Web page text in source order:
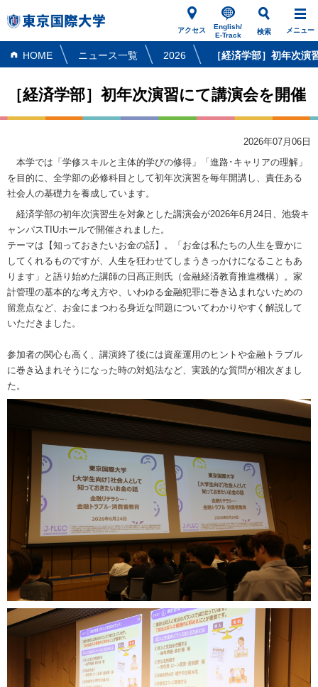
アクセス
English/
E-Track
検索 メニュー
HOME ニュース一覧 2026 ［経済学部］初年次演
［経済学部］初年次演習にて講演会を開催
2026年07月06日
本学では「学修スキルと主体的学びの修得」「進路･キャリアの理解」
を目的に、全学部の必修科目として初年次演習を毎年開講し、責任ある
社会人の基礎力を養成しています。
経済学部の初年次演習生を対象とした講演会が2026年6月24日、池袋キ
ャンパスTIUホールで開催されました。
テーマは【知っておきたいお金の話】。「お金は私たちの人生を豊かに
してくれるものですが、人生を狂わせてしまうきっかけになることもあ
ります」と語り始めた講師の日髙正則氏（金融経済教育推進機構）。家
計管理の基本的な考え方や、いわゆる金融犯罪に巻き込まれないための
留意点など、お金にまつわる身近な問題についてわかりやすく解説して
いただきました。
参加者の関心も高く、講演終了後には資産運用のヒントや金融トラブル
に巻き込まれそうになった時の対処法など、実践的な質問が相次ぎまし
た。